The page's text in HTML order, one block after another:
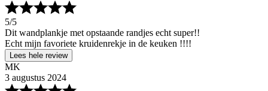
5/5
Dit wandplankje met opstaande randjes echt super!!
Echt mijn favoriete kruidenrekje in de keuken !!!!
Lees hele review
MK
3 augustus 2024